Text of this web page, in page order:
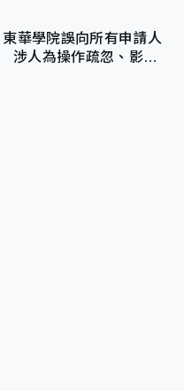
華學院誤向所有申請人
涉人為操作疏忽、影響